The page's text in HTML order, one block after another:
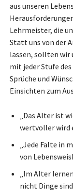
aus unseren
Lehrmeister, die
Statt uns von der
lassen, sollten wir
mit jeder Stufe
Sprüche und
Einsichten zum
„Das Alter ist
wertvoller wird
„Jede Falte in
von
„Im Alter
nicht Dinge